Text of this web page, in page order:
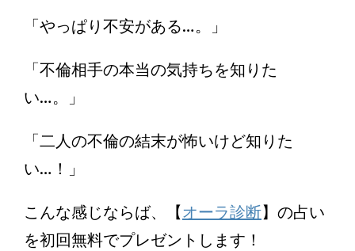
「やっぱり不安がある…。」
「不倫相手の本当の気持ちを知りた
い…。」
「二人の不倫の結末が怖いけど知りた
い…！」
こんな感じならば、【オーラ診断】の占い
を初回無料でプレゼントします！